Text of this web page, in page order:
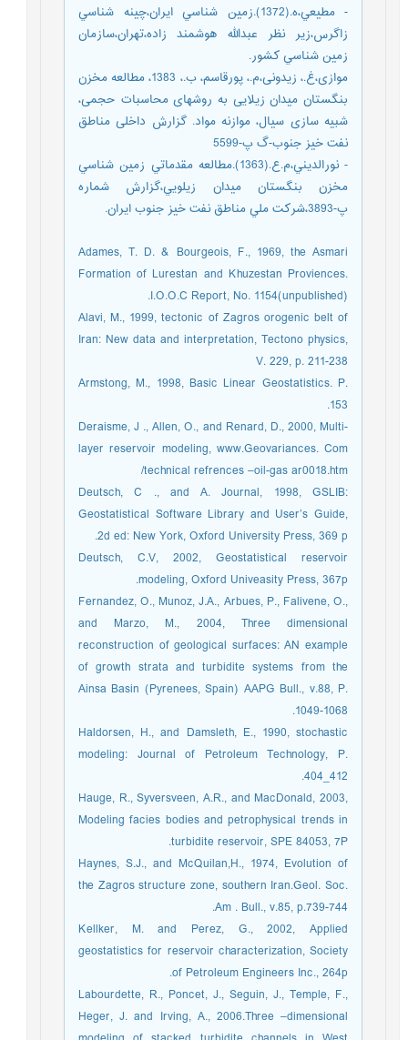
- مطيعي،ه.(1372).زمين شناسي ايران،چينه شناسي
زاگرس،زير نظر عبدالله هوشمند زاده،تهران،سازمان
زمين شناسي کشور.
موازی،غ.، زیدونی،م.، پورقاسم، ب.، 1383، مطالعه مخزن
بنگستان میدان زیلایی به روشهای محاسبات حجمی،
شبیه سازی سیال، موازنه مواد. گزارش داخلی مناطق
نفت خیز جنوب-گ پ-5599
- نورالديني،م.ع.(1363).مطالعه مقدماتي زمين شناسي
مخزن بنگستان ميدان زيلويي،گزارش شماره
پ-3893،شرکت ملي مناطق نفت خيز جنوب ايران.
Adames, T. D. & Bourgeois, F., 1969, the Asmari
Formation of Lurestan and Khuzestan Proviences.
I.O.O.C Report, No. 1154(unpublished).
Alavi, M., 1999, tectonic of Zagros orogenic belt of
Iran: New data and interpretation, Tectono physics,
V. 229, p. 211-238
Armstong, M., 1998, Basic Linear Geostatistics. P.
153.
Deraisme, J ., Allen, O., and Renard, D., 2000, Multi-
layer reservoir modeling, www.Geovariances. Com
/technical refrences –oil-gas ar0018.htm
Deutsch, C ., and A. Journal, 1998, GSLIB:
Geostatistical Software Library and User’s Guide,
2d ed: New York, Oxford University Press, 369 p.
Deutsch, C.V, 2002, Geostatistical reservoir
modeling, Oxford Univeasity Press, 367p.
Fernandez, O., Munoz, J.A., Arbues, P., Falivene, O.,
and Marzo, M., 2004, Three dimensional
reconstruction of geological surfaces: AN example
of growth strata and turbidite systems from the
Ainsa Basin (Pyrenees, Spain) AAPG Bull., v.88, P.
1049-1068.
Haldorsen, H., and Damsleth, E., 1990, stochastic
modeling: Journal of Petroleum Technology, P.
404_412.
Hauge, R., Syversveen, A.R., and MacDonald, 2003,
Modeling facies bodies and petrophysical trends in
turbidite reservoir, SPE 84053, 7P.
Haynes, S.J., and McQuilan,H., 1974, Evolution of
the Zagros structure zone, southern Iran.Geol. Soc.
Am . Bull., v.85, p.739-744.
Kellker, M. and Perez, G., 2002, Applied
geostatistics for reservoir characterization, Society
of Petroleum Engineers Inc., 264p.
Labourdette, R., Poncet, J., Seguin, J., Temple, F.,
Heger, J. and Irving, A., 2006.Three –dimensional